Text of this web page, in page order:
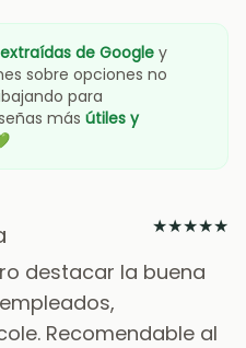
extraídas de Google y
sobre opciones no
para
más útiles y
★★★★★
destacar la buena
Recomendable al